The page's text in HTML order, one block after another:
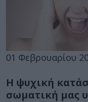
01 Φεβρουαρίου
Η ψυχική
σωματική μας